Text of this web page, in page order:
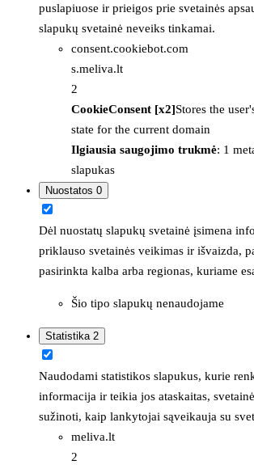
puslapiuose ir prieigos prie svetainės
slapukų svetainė neveiks tinkamai.
consent.cookiebot.com
s.meliva.lt
2
CookieConsent [x2]Stores the
state for the current domain
Ilgiausia saugojimo trukmė: 1
slapukas
Nuostatos 0
Dėl nuostatų slapukų svetainė įsimena
priklauso svetainės veikimas ir išvaizda,
pasirinkta kalba arba regionas, kuriame
Šio tipo slapukų nenaudojame
Statistika 2
Naudodami statistikos slapukus, kurie
informacija ir teikia jos ataskaitas,
sužinoti, kaip lankytojai sąveikauja su
meliva.lt
2